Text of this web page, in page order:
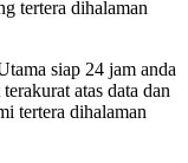
tertera dihalaman
siap 24 jam anda
atas data dan
tertera dihalaman